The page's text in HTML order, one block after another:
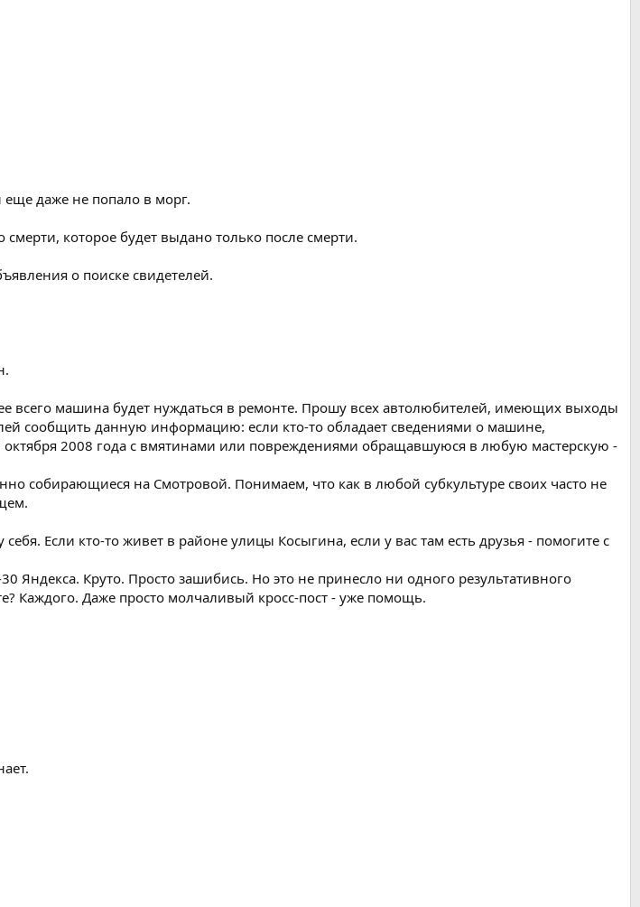
даже не попало в морг.
которое будет выдано только после смерти.
о поиске свидетелей.
всего машина будет нуждаться в ремонте. Прошу всех автолюбителей, имеющих выходы
сообщить данную информацию: если кто-то обладает сведениями о машине,
2008 года с вмятинами или повреждениями обращавшуюся в любую мастерскую -
собирающиеся на Смотровой. Понимаем, что как в любой субкультуре своих часто не
Если кто-то живет в районе улицы Косыгина, если у вас там есть друзья - помогите с
Круто. Просто зашибись. Но это не принесло ни одного результативного
Каждого. Даже просто молчаливый кросс-пост - уже помощь.